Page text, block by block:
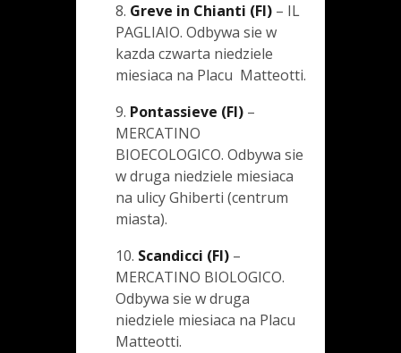
8. Greve in Chianti (FI) – IL
PAGLIAIO. Odbywa sie w
kazda czwarta niedziele
miesiaca na Placu Matteotti.
9. Pontassieve (FI) –
MERCATINO
BIOECOLOGICO. Odbywa sie
w druga niedziele miesiaca
na ulicy Ghiberti (centrum
miasta).
10. Scandicci (FI) –
MERCATINO BIOLOGICO.
Odbywa sie w druga
niedziele miesiaca na Placu
Matteotti.